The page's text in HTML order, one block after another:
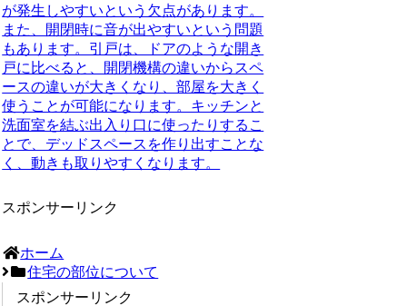
が発生しやすいという欠点があります。
また、開閉時に音が出やすいという問題
もあります。引戸は、ドアのような開き
戸に比べると、開閉機構の違いからスペ
ースの違いが大きくなり、部屋を大きく
使うことが可能になります。キッチンと
洗面室を結ぶ出入り口に使ったりするこ
とで、デッドスペースを作り出すことな
く、動きも取りやすくなります。
スポンサーリンク
ホーム
住宅の部位について
スポンサーリンク